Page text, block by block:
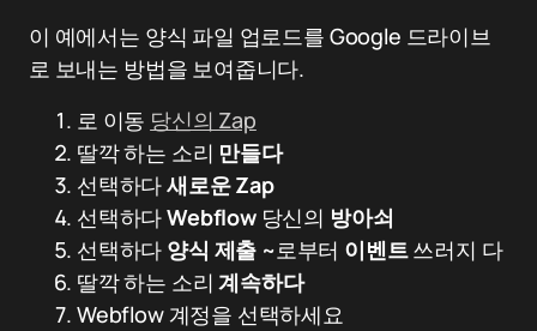
이 예에서는 양식 파일 업로드를 Google 드라이브
로 보내는 방법을 보여줍니다.
로 이동 당신의 Zap
딸깍 하는 소리 만들다
선택하다새로운 Zap
선택하다Webflow당신의 방아쇠
선택하다 양식 제출 ~로부터 이벤트쓰러지 다
딸깍 하는 소리계속하다
Webflow 계정을 선택하세요